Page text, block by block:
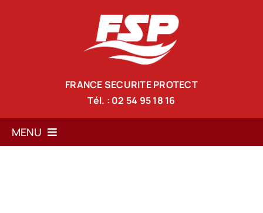
FRANCE SECURITE PROTECT
Tél. : 02 54 95 18 16
MENU